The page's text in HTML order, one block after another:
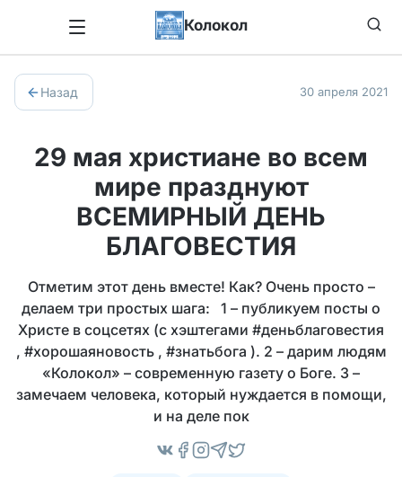
Колокол
Назад 30 апреля 2021
29 мая христиане во всем
мире празднуют
ВСЕМИРНЫЙ ДЕНЬ
БЛАГОВЕСТИЯ
Отметим этот день вместе! Как? Очень просто –
делаем три простых шага: 1 – публикуем посты о
Христе в соцсетях (с хэштегами #деньблаговестия
, #хорошаяновость , #знатьбога ). 2 – дарим людям
«Колокол» – современную газету о Боге. 3 –
замечаем человека, который нуждается в помощи,
и на деле пок